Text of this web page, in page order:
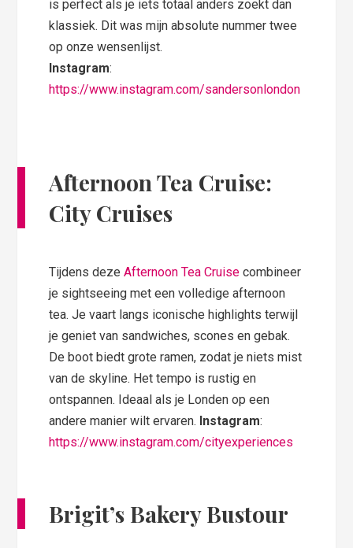
is perfect als je iets totaal anders zoekt dan
klassiek. Dit was mijn absolute nummer twee
op onze wensenlijst.
Instagram:
https://www.instagram.com/sandersonlondon
Afternoon Tea Cruise:
City Cruises
Tijdens dezeAfternoon Tea Cruise combineer
je sightseeing met een volledige afternoon
tea. Je vaart langs iconische highlights terwijl
je geniet van sandwiches, scones en gebak.
De boot biedt grote ramen, zodat je niets mist
van de skyline. Het tempo is rustig en
ontspannen. Ideaal als je Londen op een
andere manier wilt ervaren. Instagram:
https://www.instagram.com/cityexperiences
Brigit’s Bakery Bustour